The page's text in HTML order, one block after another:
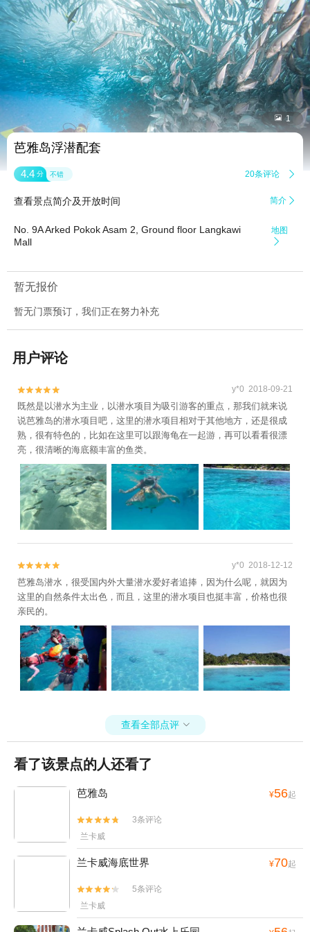
 1
芭雅岛浮潜配套
4.4 分 不错 20条评论 
查看景点简介及开放时间 简介 
No. 9A Arked Pokok Asam 2, Ground floor Langkawi
Mall
地图

暂无报价
暂无门票预订，我们正在努力补充
用户评论

 y*0 2018-09-21
既然是以潜水为主业，以潜水项目为吸引游客的重点，那我们就来说
说芭雅岛的潜水项目吧，这里的潜水项目相对于其他地方，还是很成
熟，很有特色的，比如在这里可以跟海龟在一起游，再可以看看很漂
亮，很清晰的海底额丰富的鱼类。

 y*0 2018-12-12
芭雅岛潜水，很受国内外大量潜水爱好者追捧，因为什么呢，就因为
这里的自然条件太出色，而且，这里的潜水项目也挺丰富，价格也很
亲民的。
查看全部点评 
看了该景点的人还看了
芭雅岛 ¥56起


3条评论
兰卡威
兰卡威海底世界 ¥70起


5条评论
兰卡威
